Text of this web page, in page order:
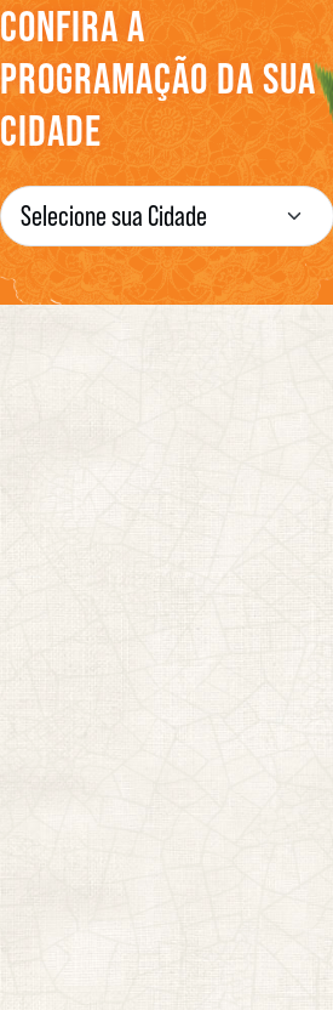
CONFIRA A
PROGRAMAÇÃO DA SUA
CIDADE